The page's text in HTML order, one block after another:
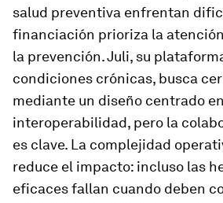
salud preventiva enfrentan
financiación prioriza la
la prevención. Juli, su
condiciones crónicas, busca
mediante un diseño centrado
interoperabilidad, pero la
es clave. La complejidad
reduce el impacto: incluso las
eficaces fallan cuando deben